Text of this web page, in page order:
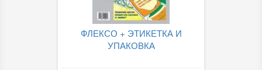
ФЛЕКСО + ЭТИКЕТКА И
УПАКОВКА